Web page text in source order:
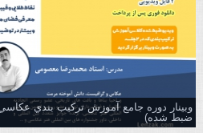
وبینار دوره جامع آموزش تركيب بندي
ضبط شده)